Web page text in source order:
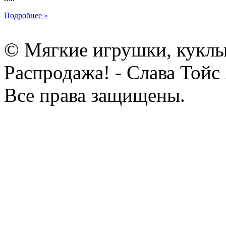
Подробнее »
© Мягкие игрушки,
Распродажа! - Слава Тойс
Все права защищены.